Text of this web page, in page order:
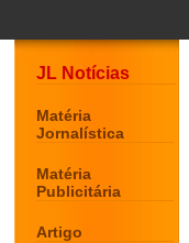
JL Notícias
Matéria
Jornalística
Matéria
Publicitária
Artigo